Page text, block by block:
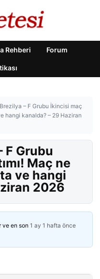
Rehberi Forum
– F Grubu İkincisi maç
hangi kanalda? – 29 Haziran
F Grubu
Maç ne
ve hangi
2026
ve en son 1 ay 1 hafta önce